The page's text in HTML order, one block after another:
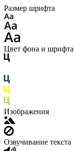
Размер шрифта
Цвет фона и шрифта
Изображения
Озвучивание текста